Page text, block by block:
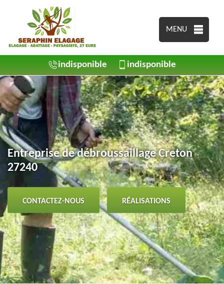
MENU
indisponible indisponible
Entreprise de débroussaillage Creton
27240
CONTACTEZ-NOUS RÉALISATIONS